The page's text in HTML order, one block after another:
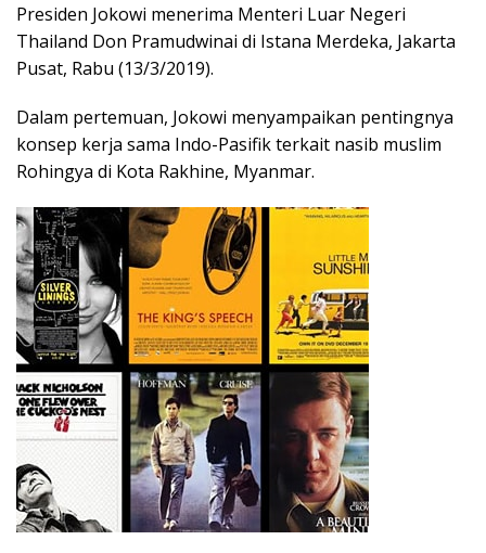
Presiden Jokowi menerima Menteri Luar Negeri
Thailand Don Pramudwinai di Istana Merdeka, Jakarta
Pusat, Rabu (13/3/2019).
Dalam pertemuan, Jokowi menyampaikan pentingnya
konsep kerja sama Indo-Pasifik terkait nasib muslim
Rohingya di Kota Rakhine, Myanmar.